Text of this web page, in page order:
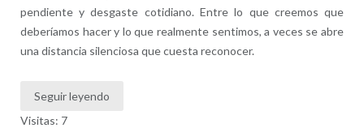
pendiente y desgaste cotidiano. Entre lo que creemos que
deberíamos hacer y lo que realmente sentimos, a veces se abre
una distancia silenciosa que cuesta reconocer.
Seguir leyendo
Visitas: 7